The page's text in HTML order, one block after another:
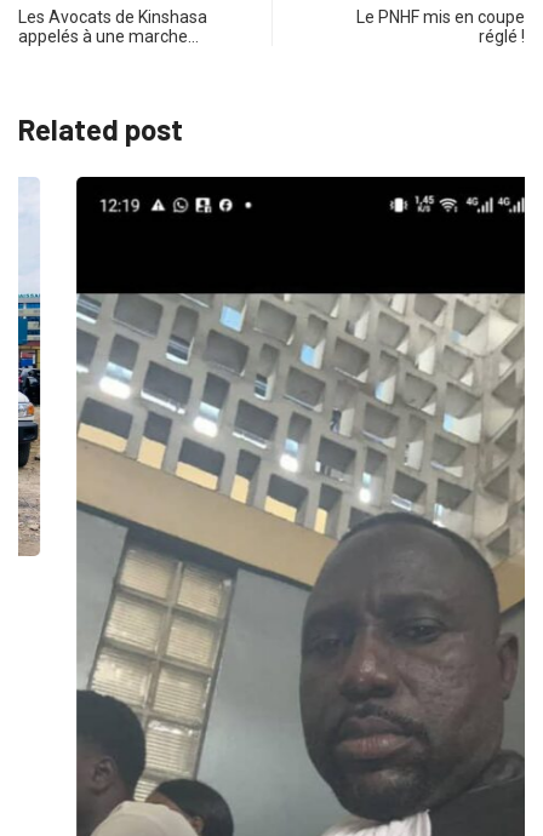
Les Avocats de Kinshasa
appelés à une marche…
Le PNHF mis en coupe
réglé !
Related post